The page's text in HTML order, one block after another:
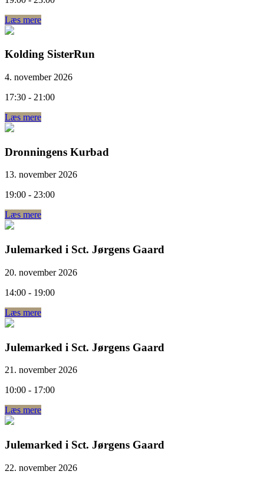
Læs mere
Kolding SisterRun
4. november 2026
17:30 - 21:00
Læs mere
Dronningens Kurbad
13. november 2026
19:00 - 23:00
Læs mere
Julemarked i Sct. Jørgens Gaard
20. november 2026
14:00 - 19:00
Læs mere
Julemarked i Sct. Jørgens Gaard
21. november 2026
10:00 - 17:00
Læs mere
Julemarked i Sct. Jørgens Gaard
22. november 2026